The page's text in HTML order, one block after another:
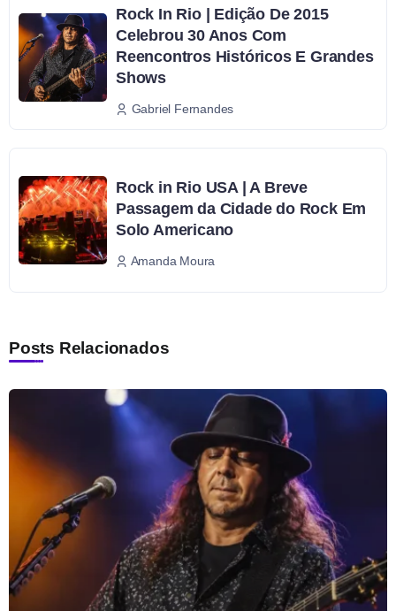
Rock In Rio | Edição De 2015
Celebrou 30 Anos Com
Reencontros Históricos E Grandes
Shows
Gabriel Fernandes
Rock in Rio USA | A Breve
Passagem da Cidade do Rock Em
Solo Americano
Amanda Moura
Posts Relacionados